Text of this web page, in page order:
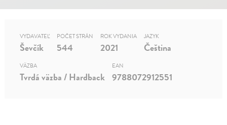
VYDAVATEĽ
Ševčík
POČET STRÁN
544
ROK VYDANIA
2021
JAZYK
Čeština
VÄZBA
Tvrdá väzba / Hardback
EAN
9788072912551